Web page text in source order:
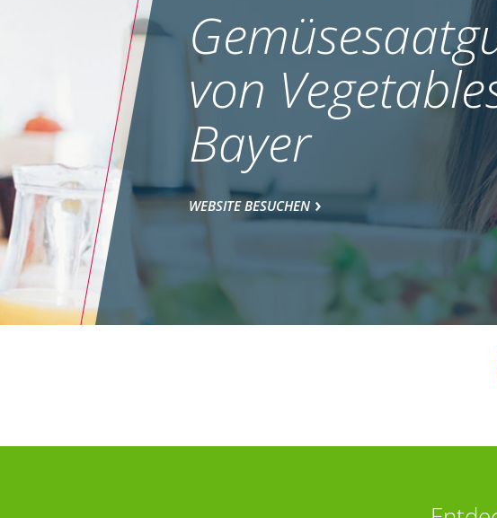
von
Bayer
WEBSITE BESUCHEN